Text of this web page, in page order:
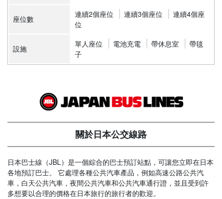
座位數 連續2個座位 連續3個座位
連續4個座
位
設施 單人座位 電池充電 帶休息室
帶毯
子
關於日本公交線路
日本巴士線（JBL）是一個綜合的巴士預訂站點，可讓您立即在日本
各地預訂巴士。 它處理各種公共汽車產品，例如高速公路公共汽
車，白天公共汽車，夜間公共汽車和公共汽車通行證，並且受到許
多想要以合理的價格在日本旅行的旅行者的歡迎。